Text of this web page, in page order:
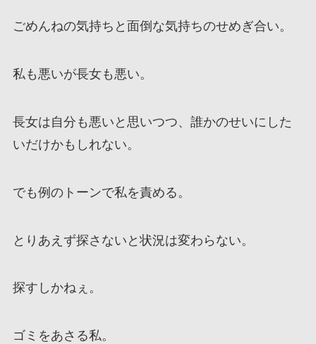
ごめんねの気持ちと面倒な気持ちのせめぎ合い。
私も悪いが長女も悪い。
長女は自分も悪いと思いつつ、誰かのせいにした
いだけかもしれない。
でも例のトーンで私を責める。
とりあえず探さないと状況は変わらない。
探すしかねぇ。
ゴミをあさる私。